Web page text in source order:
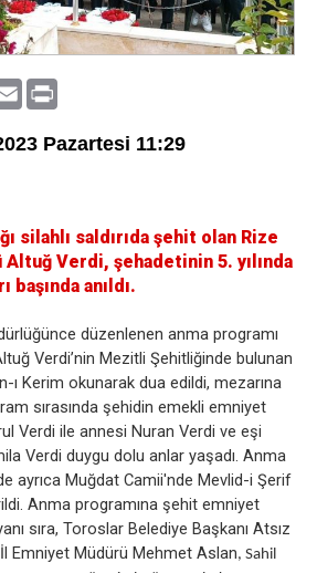
EmailPrint
Pazartesi 11:29
silahlı saldırıda şehit olan Rize
Verdi, şehadetinin 5. yılında
başında anıldı.
düzenlenen anma programı
Verdi’nin Mezitli Şehitliğinde bulunan
ı Kerim okunarak dua edildi, mezarına
sırasında şehidin emekli emniyet
Verdi ile annesi Nuran Verdi ve eşi
Verdi duygu dolu anlar yaşadı. Anma
ayrıca Muğdat Camii'nde Mevlid-i Şerif
Anma programına şehit emniyet
sıra, Toroslar Belediye Başkanı Atsız
Emniyet Müdürü Mehmet Aslan, Sahil